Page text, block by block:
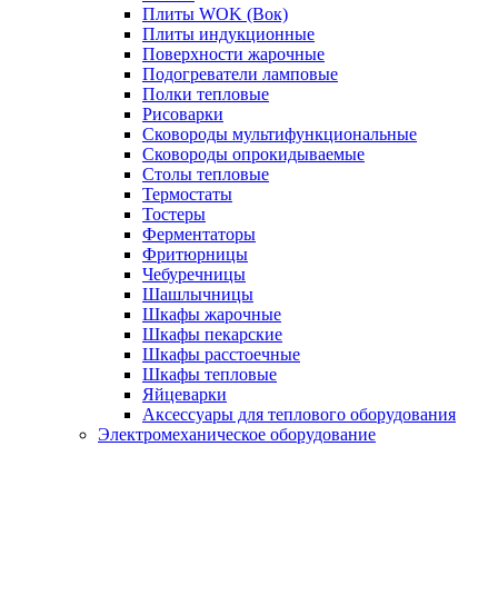
Плиты WOK (Вок)
Плиты индукционные
Поверхности жарочные
Подогреватели ламповые
Полки тепловые
Рисоварки
Сковороды мультифункциональные
Сковороды опрокидываемые
Столы тепловые
Термостаты
Тостеры
Ферментаторы
Фритюрницы
Чебуречницы
Шашлычницы
Шкафы жарочные
Шкафы пекарские
Шкафы расстоечные
Шкафы тепловые
Яйцеварки
Аксессуары для теплового оборудования
Электромеханическое оборудование